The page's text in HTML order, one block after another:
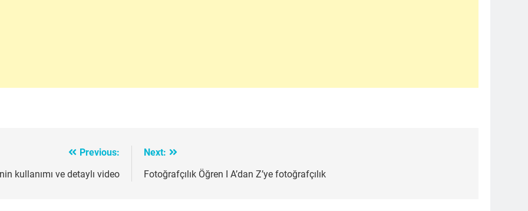
Previous:
kullanımı ve detaylı video
Next:
Fotoğrafçılık Öğren I A’dan Z’ye fotoğrafçılık